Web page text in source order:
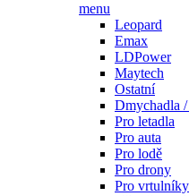
menu
Leopard
Emax
LDPower
Maytech
Ostatní
Dmychadla
Pro letadla
Pro auta
Pro lodě
Pro drony
Pro vrtulníky